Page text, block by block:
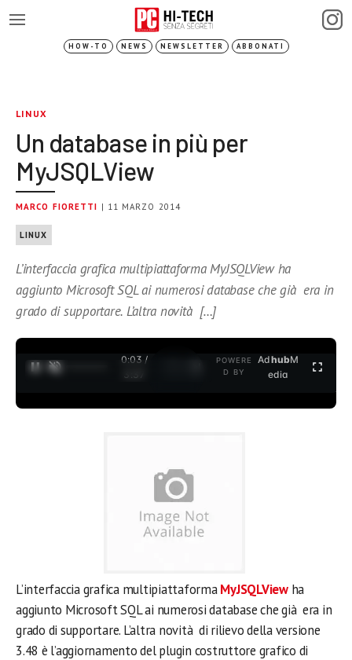
HOW-TO NEWS NEWSLETTER ABBONATI
LINUX
Un database in più per
MyJSQLView
MARCO FIORETTI | 11 MARZO 2014
LINUX
L’interfaccia grafica multipiattaforma MyJSQLView ha
aggiunto Microsoft SQL ai numerosi database che già era in
grado di supportare. L’altra novità […]
0:03 /
3:37
POWERE
D BY
AdhubM
edia
L’interfaccia grafica multipiattaformaMyJSQLViewha
aggiunto Microsoft SQL ai numerosi database che già era in
grado di supportare. L’altra novità di rilievo della versione
3.48 è l’aggiornamento del plugin costruttore grafico di